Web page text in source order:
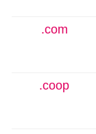
.com
.coop